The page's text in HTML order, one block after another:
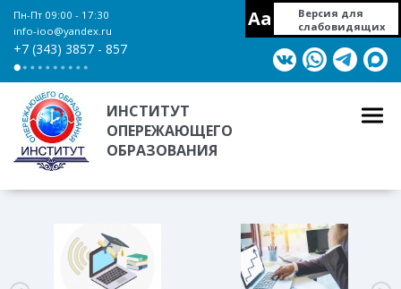
Пн-Пт 09:00 - 17:30
info-ioo@yandex.ru
+7 (343) 3857 - 857
Aa
Версия для
слабовидящих
ИНСТИТУТ
ОПЕРЕЖАЮЩЕГО
ОБРАЗОВАНИЯ